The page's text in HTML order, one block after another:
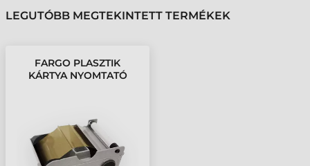
LEGUTÓBB MEGTEKINTETT TERMÉKEK
FARGO PLASZTIK
KÁRTYA NYOMTATÓ